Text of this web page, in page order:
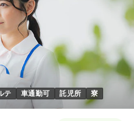
テ 車通勤可 託児所 寮